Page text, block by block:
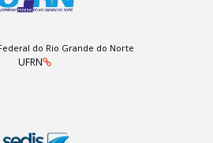
do Rio Grande do Norte
UFRN